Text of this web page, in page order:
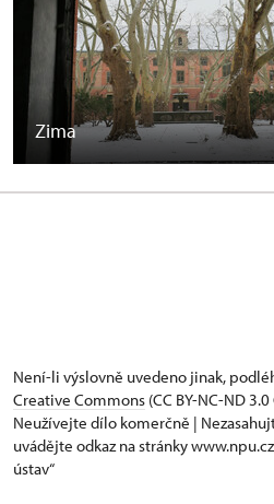
Zima
Není-li výslovně uvedeno jinak,
Creative Commons (CC BY-NC-ND
Neužívejte dílo komerčně |
uvádějte odkaz na stránky
ústav“